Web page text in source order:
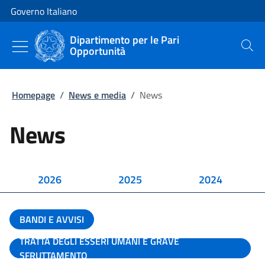
Vai al contenuto
Vai alla navigazione del sito
Governo Italiano
Dipartimento per le Pari
Opportunità Cerca
Homepage / News e media / News
News
2026 2025 2024
BANDI E AVVISI
TRATTA DEGLI ESSERI UMANI E GRAVE
SFRUTTAMENTO